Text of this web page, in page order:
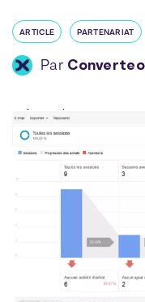
ARTICLE PARTENARIAT
Par Converteo